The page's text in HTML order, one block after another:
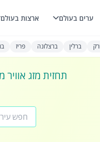
ערים בעולם ארצות בעולם
ברלין ברצלונה פריז
תחזית מזג